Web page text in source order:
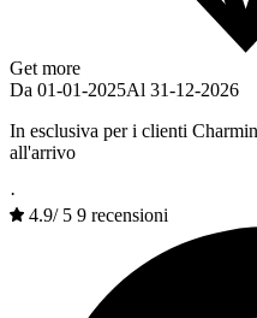
Get more
Da 01-01-2025Al 31-12-2026
In esclusiva per i clienti
all'arrivo
·
4.9/ 5 9 recensioni